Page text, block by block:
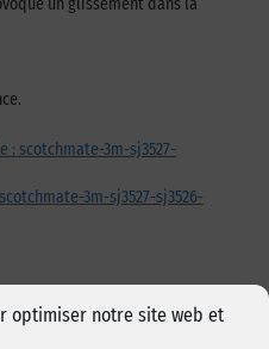
optimiser notre site web et
un glissement dans la
: scotchmate-3m-sj3527-
3m-sj3527-sj3526-